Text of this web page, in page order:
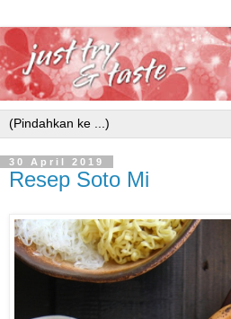
30 April 2019
Resep Soto Mi